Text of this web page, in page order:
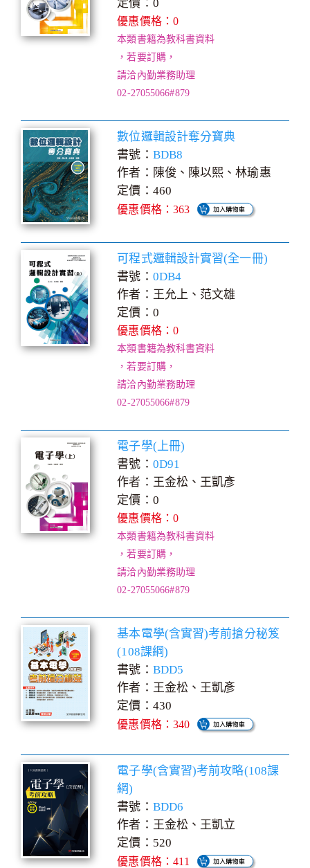
定價：0
優惠價格：0
本類書籍為教科書資料
，若要訂購，
請洽內勤業務助理
02-27055066#879
數位邏輯設計奪分寶典
書號： BDB8
作者：陳俊、陳以熙、林瑜惠
定價：460
優惠價格：363
可程式邏輯設計實習(全一冊)
書號： 0DB4
作者：王允上、范文雄
定價：0
優惠價格：0
本類書籍為教科書資料
，若要訂購，
請洽內勤業務助理
02-27055066#879
電子學(上冊)
書號： 0D91
作者：王金松、王凱彥
定價：0
優惠價格：0
本類書籍為教科書資料
，若要訂購，
請洽內勤業務助理
02-27055066#879
基本電學(含實習)考前搶分秘笈
(108課綱)
書號： BDD5
作者：王金松、王凱彥
定價：430
優惠價格：340
電子學(含實習)考前攻略(108課
綱)
書號： BDD6
作者：王金松、王凱立
定價：520
優惠價格：411